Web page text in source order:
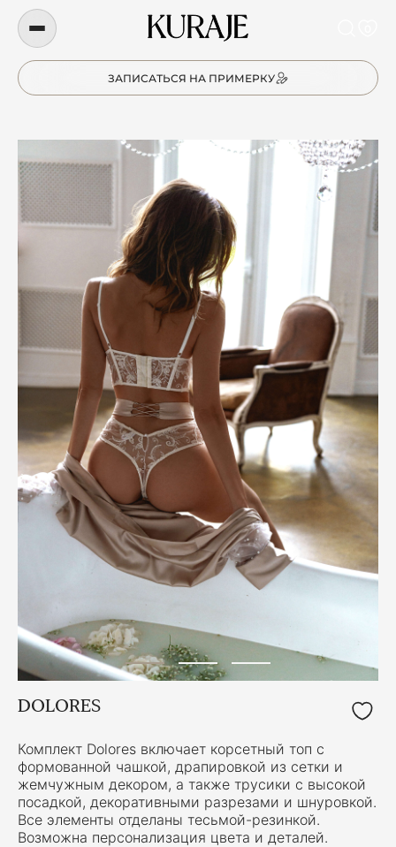
ЗАПИСАТЬСЯ НА ПРИМЕРКУ
DOLORES
Комплект Dolores включает корсетный топ с
формованной чашкой, драпировкой из сетки и
жемчужным декором, а также трусики с высокой
посадкой, декоративными разрезами и шнуровкой.
Все элементы отделаны тесьмой-резинкой.
Возможна персонализация цвета и деталей.